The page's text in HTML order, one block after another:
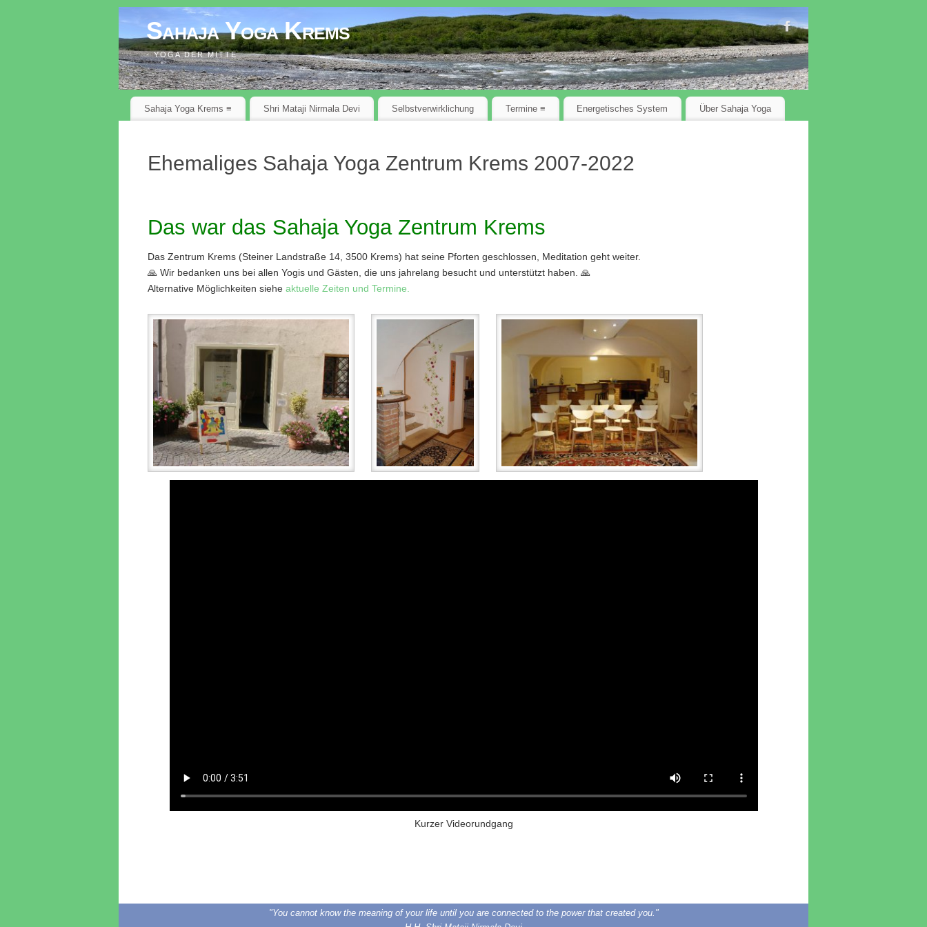
Sahaja Yoga Krems
- YOGA DER MITTE
Sahaja Yoga Krems ≡ Shri Mataji Nirmala Devi Selbstverwirklichung Termine ≡ Energetisches System Über Sahaja Yoga
Ehemaliges Sahaja Yoga Zentrum Krems 2007-2022
Das war das Sahaja Yoga Zentrum Krems
Das Zentrum Krems (Steiner Landstraße 14, 3500 Krems) hat seine Pforten geschlossen, Meditation geht weiter.
🙏 Wir bedanken uns bei allen Yogis und Gästen, die uns jahrelang besucht und unterstützt haben. 🙏
Alternative Möglichkeiten siehe aktuelle Zeiten und Termine.
Kurzer Videorundgang
"You cannot know the meaning of your life until you are connected to the power that created you."